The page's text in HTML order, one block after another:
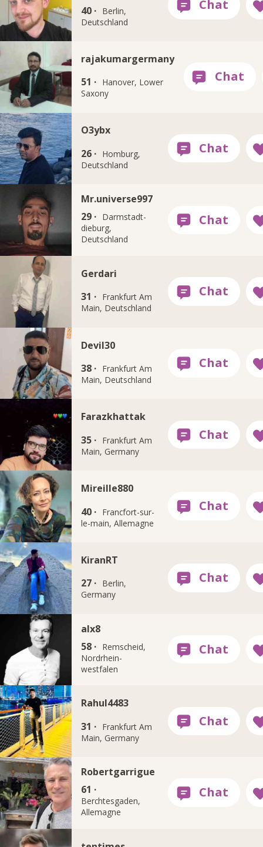
40 · Berlin,
Deutschland
rajakumargermany
51 · Hanover, Lower
Saxony
O3ybx
26 · Homburg,
Deutschland
Mr.universe997
29 · Darmstadt-
dieburg,
Deutschland
Gerdari
31 · Frankfurt Am
Main, Deutschland
Devil30
38 · Frankfurt Am
Main, Deutschland
Farazkhattak
35 · Frankfurt Am
Main, Germany
Mireille880
40 · Francfort-sur-
le-main, Allemagne
KiranRT
27 · Berlin,
Germany
alx8
58 · Remscheid,
Nordrhein-
westfalen
Rahul4483
31 · Frankfurt Am
Main, Germany
Robertgarrigue
61 ·
Berchtesgaden,
Allemagne